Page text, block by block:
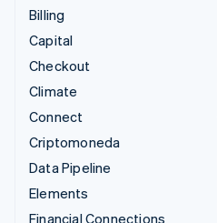
Billing
Capital
Checkout
Climate
Connect
Criptomoneda
Data Pipeline
Elements
Financial Connections